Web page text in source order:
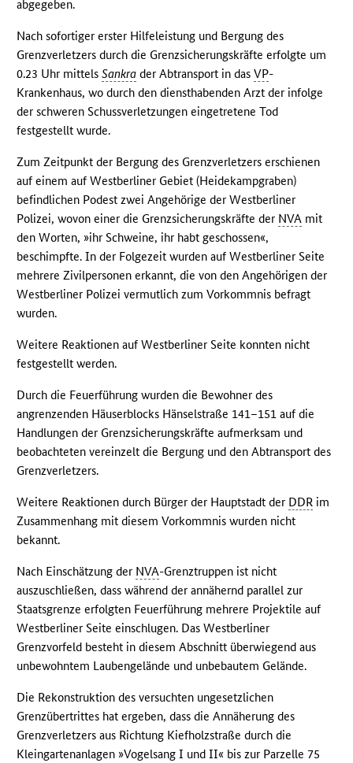
abgegeben.
Nach sofortiger erster Hilfeleistung und Bergung des
Grenzverletzers durch die Grenzsicherungskräfte erfolgte um
0.23 Uhr mittelsSankra der Abtransport in dasVP-
Krankenhaus, wo durch den diensthabenden Arzt der infolge
der schweren Schussverletzungen eingetretene Tod
festgestellt wurde.
Zum Zeitpunkt der Bergung des Grenzverletzers erschienen
auf einem auf Westberliner Gebiet (Heidekampgraben)
befindlichen Podest zwei Angehörige der Westberliner
Polizei, wovon einer die Grenzsicherungskräfte der NVA mit
den Worten, »ihr Schweine, ihr habt geschossen«,
beschimpfte. In der Folgezeit wurden auf Westberliner Seite
mehrere Zivilpersonen erkannt, die von den Angehörigen der
Westberliner Polizei vermutlich zum Vorkommnis befragt
wurden.
Weitere Reaktionen auf Westberliner Seite konnten nicht
festgestellt werden.
Durch die Feuerführung wurden die Bewohner des
angrenzenden Häuserblocks Hänselstraße 141–151 auf die
Handlungen der Grenzsicherungskräfte aufmerksam und
beobachteten vereinzelt die Bergung und den Abtransport des
Grenzverletzers.
Weitere Reaktionen durch Bürger der Hauptstadt der DDR im
Zusammenhang mit diesem Vorkommnis wurden nicht
bekannt.
Nach Einschätzung der NVA-Grenztruppen ist nicht
auszuschließen, dass während der annähernd parallel zur
Staatsgrenze erfolgten Feuerführung mehrere Projektile auf
Westberliner Seite einschlugen. Das Westberliner
Grenzvorfeld besteht in diesem Abschnitt überwiegend aus
unbewohntem Laubengelände und unbebautem Gelände.
Die Rekonstruktion des versuchten ungesetzlichen
Grenzübertrittes hat ergeben, dass die Annäherung des
Grenzverletzers aus Richtung Kiefholzstraße durch die
Kleingartenanlagen »Vogelsang I und II« bis zur Parzelle 75